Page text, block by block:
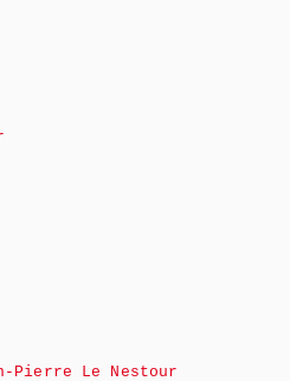
Pierre Le Nestour